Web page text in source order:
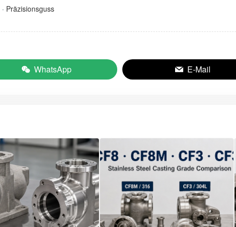
· Präzisionsguss
WhatsApp E-Mail